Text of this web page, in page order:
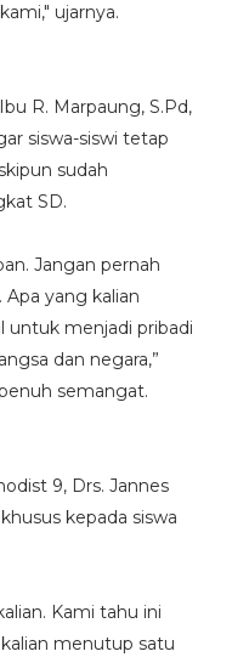
ujarnya.
R. Marpaung, S.Pd,
siswa-siswi tetap
sudah
SD.
Jangan pernah
yang kalian
untuk menjadi pribadi
dan negara,”
semangat.
9, Drs. Jannes
kepada siswa
Kami tahu ini
menutup satu